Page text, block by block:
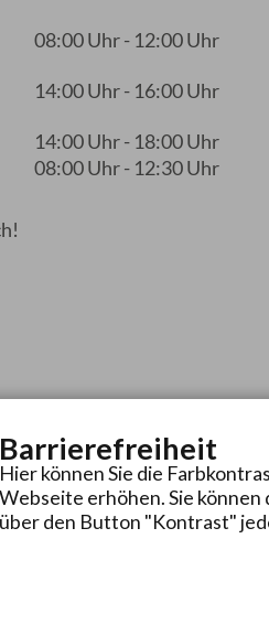
08:00 Uhr - 12:00 Uhr
14:00 Uhr - 16:00 Uhr
14:00 Uhr - 18:00 Uhr
08:00 Uhr - 12:30 Uhr
Barrierefreiheit
Hier können Sie die
Webseite erhöhen. Sie können
über den Button "Kontrast"